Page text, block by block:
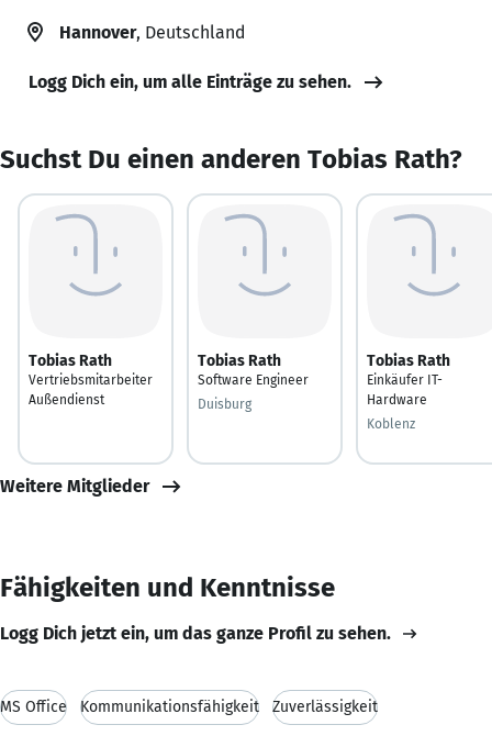
Hannover, Deutschland
Logg Dich ein, um alle Einträge zu sehen.
Suchst Du einen anderen Tobias Rath?
Tobias Rath
Vertriebsmitarbeiter
Außendienst
Tobias Rath
Software Engineer
Duisburg
Tobias Rath
Einkäufer IT-
Hardware
Koblenz
Weitere Mitglieder
Fähigkeiten und Kenntnisse
Logg Dich jetzt ein, um das ganze Profil zu sehen.
MS Office Kommunikationsfähigkeit Zuverlässigkeit